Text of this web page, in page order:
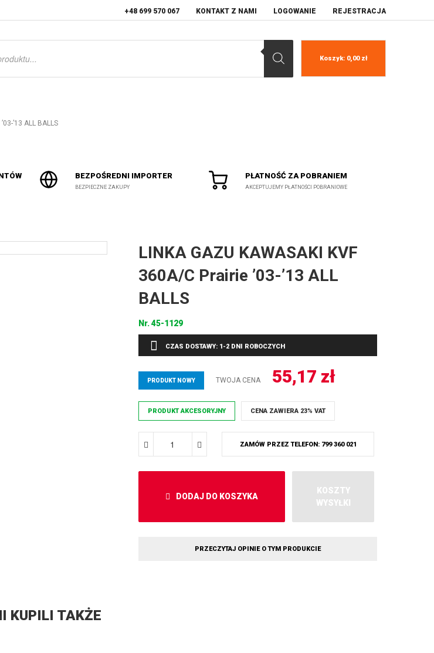
+48 699 570 067 KONTAKT Z NAMI LOGOWANIE REJESTRACJA
Koszyk: 0,00 zł
’13 ALL BALLS
BEZPOŚREDNI IMPORTER
BEZPIECZNE ZAKUPY
PŁATNOŚĆ ZA POBRANIEM
AKCEPTUJEMY PŁATNOŚCI POBRANIOWE
LINKA GAZU KAWASAKI KVF
360A/C Prairie ’03-’13 ALL
BALLS
Nr.45-1129
CZAS DOSTAWY: 1-2 DNI ROBOCZYCH
PRODUKT NOWY TWOJA CENA 55,17 zł
PRODUKT AKCESORYJNY CENA ZAWIERA 23% VAT
ZAMÓW PRZEZ TELEFON: 799 360 021
DODAJ DO KOSZYKA
KOSZTY
WYSYŁKI
PRZECZYTAJ OPINIE O TYM PRODUKCIE
KUPILI TAKŻE